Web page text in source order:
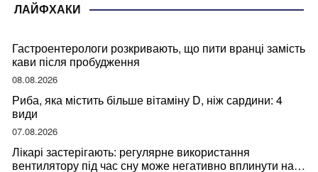
ЛАЙФХАКИ
Гастроентерологи розкривають, що пити вранці замість
кави після пробудження
08.08.2026
Риба, яка містить більше вітаміну D, ніж сардини: 4
види
07.08.2026
Лікарі застерігають: регулярне використання
вентилятору під час сну може негативно вплинути на